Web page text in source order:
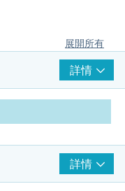
展開所有
詳情
詳情